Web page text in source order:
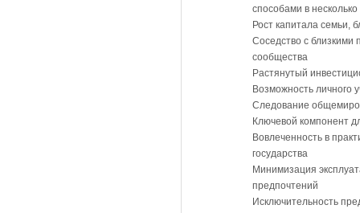
способами в несколько
Рост капитала семьи,
Соседство с
сообщества
Растянутый
Возможность личного
Следование
Ключевой компонент
Вовлеченность в
государства
Минимизация
предпочтений
Исключительность